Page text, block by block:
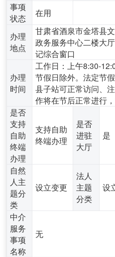
事项
状态
在用
办理
地点
甘肃省酒泉市金塔县
政务服务中心二楼大
记综合窗口
办理
时间
工作日：上午8:30-
节假日除外。法定节
县子站可正常访问、
作将在节后正常进行
是否
支持
自助
终端
办理
支持自助
终端办理
是否
进驻
大厅
是
自然
人主
题分
类
设立变更
法人
主题
分类
设
中介
服务
事项
名称
无